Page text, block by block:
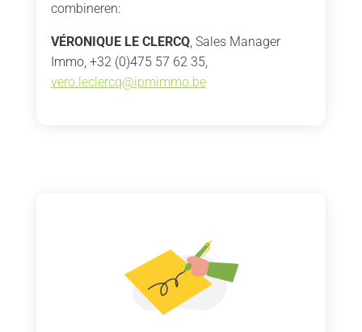
combineren:
VÉRONIQUE LE CLERCQ, Sales Manager
Immo, +32 (0)475 57 62 35,
vero.leclercq@ipmimmo.be